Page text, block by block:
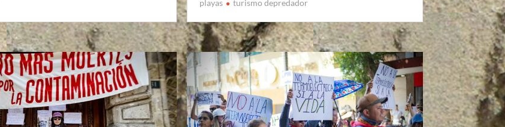
playas
turismo depredador